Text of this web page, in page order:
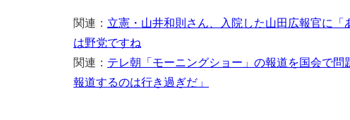
関連： 立憲・山井和則さん、入院した山田広報官に
は野党ですね
関連： テレ朝「モーニングショー」の報道を国会で
報道するのは行き過ぎだ」